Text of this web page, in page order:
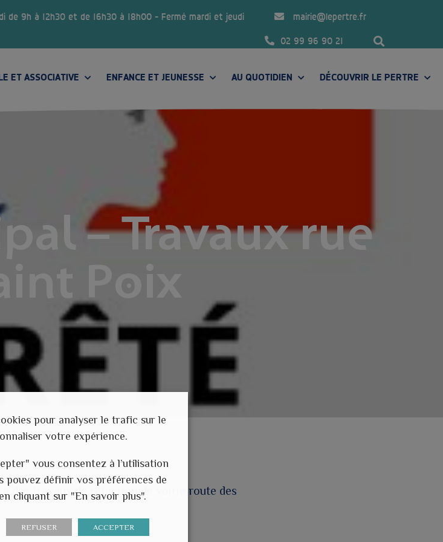
de 9h à 12h30 et de 16h30 à 18h00 – Fermé mardi et jeudi mairie@lepertre.fr
02 99 96 90 21
ET ASSOCIATIVE ENFANCE ET JEUNESSE AU QUOTIDIEN DÉCOUVRIR LE PERTRE
– Travaux rue
Poix
à des travaux de réfection de voirie route des
pour analyser le trafic sur le
votre expérience.
vous consentez à l’utilisation
pouvez définir vos préférences de
cliquant sur "En savoir plus".
REFUSER ACCEPTER